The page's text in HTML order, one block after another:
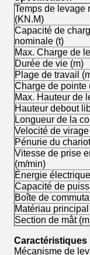
Temps de levage
(KN.M)
Capacité de
nominale (t)
Max. Charge de
Durée de vie (m)
Plage de travail
Charge de pointe
Max. Hauteur de
Hauteur debout
Longueur de la
Velocité de
Pénurie du
Vitesse de prise
(m/min)
Énergie électrique
Capacité de
Boîte de
Matériau
Section de mât
Caractéristiques
Mécanisme de